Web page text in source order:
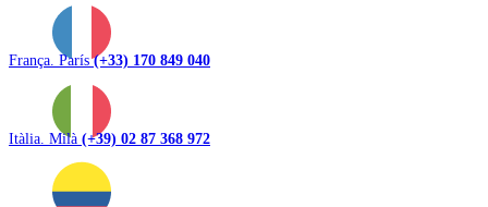
França. París(+33) 170 849 040
Itàlia. Milà (+39) 02 87 368 972